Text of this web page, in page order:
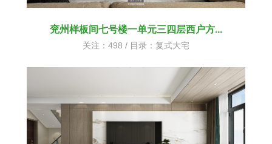
兖州样板间七号楼一单元三四层西户方...
关注：498 / 目录： 复式大宅